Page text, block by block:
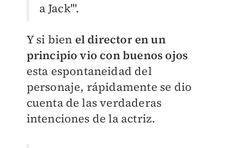
a Jack'".
Y si bien el director en un
principio vio con buenos ojos
esta espontaneidad del
personaje, rápidamente se dio
cuenta de las verdaderas
intenciones de la actriz.